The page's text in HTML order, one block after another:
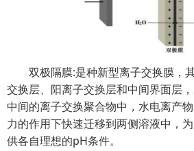
双极隔膜:是种新型离子交换膜，
交换层、阳离子交换层和中间界面层
中间的离子交换聚合物中，水电离产
力的作用下快速迁移到两侧溶液中，
供各自理想的pH条件。